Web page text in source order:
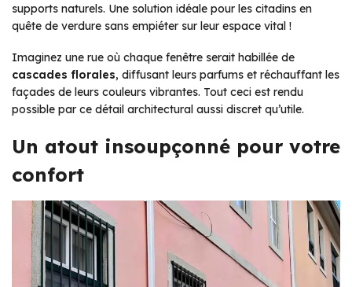
supports naturels. Une solution idéale pour les citadins en
quête de verdure sans empiéter sur leur espace vital !
Imaginez une rue où chaque fenêtre serait habillée de
cascades florales, diffusant leurs parfums et réchauffant les
façades de leurs couleurs vibrantes. Tout ceci est rendu
possible par ce détail architectural aussi discret qu’utile.
Un atout insoupçonné pour votre
confort